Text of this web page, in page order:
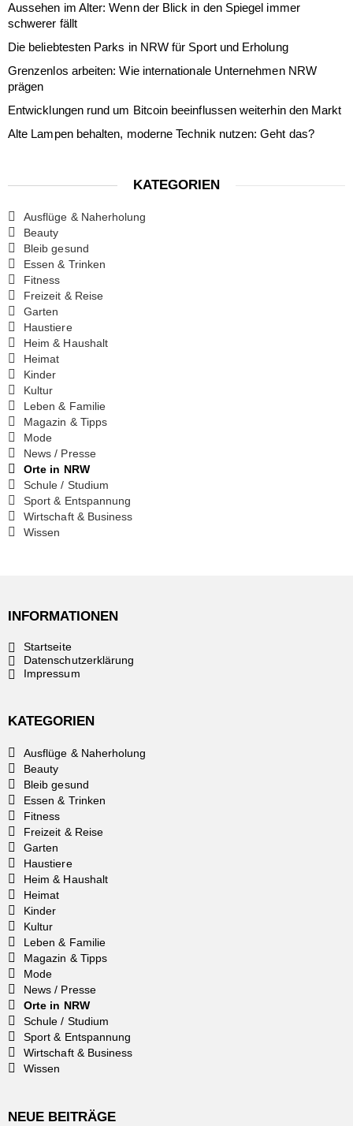
Aussehen im Alter: Wenn der Blick in den Spiegel immer
schwerer fällt
Die beliebtesten Parks in NRW für Sport und Erholung
Grenzenlos arbeiten: Wie internationale Unternehmen NRW
prägen
Entwicklungen rund um Bitcoin beeinflussen weiterhin den Markt
Alte Lampen behalten, moderne Technik nutzen: Geht das?
KATEGORIEN
Ausflüge & Naherholung
Beauty
Bleib gesund
Essen & Trinken
Fitness
Freizeit & Reise
Garten
Haustiere
Heim & Haushalt
Heimat
Kinder
Kultur
Leben & Familie
Magazin & Tipps
Mode
News / Presse
Orte in NRW
Schule / Studium
Sport & Entspannung
Wirtschaft & Business
Wissen
INFORMATIONEN
Startseite
Datenschutzerklärung
Impressum
KATEGORIEN
Ausflüge & Naherholung
Beauty
Bleib gesund
Essen & Trinken
Fitness
Freizeit & Reise
Garten
Haustiere
Heim & Haushalt
Heimat
Kinder
Kultur
Leben & Familie
Magazin & Tipps
Mode
News / Presse
Orte in NRW
Schule / Studium
Sport & Entspannung
Wirtschaft & Business
Wissen
NEUE BEITRÄGE